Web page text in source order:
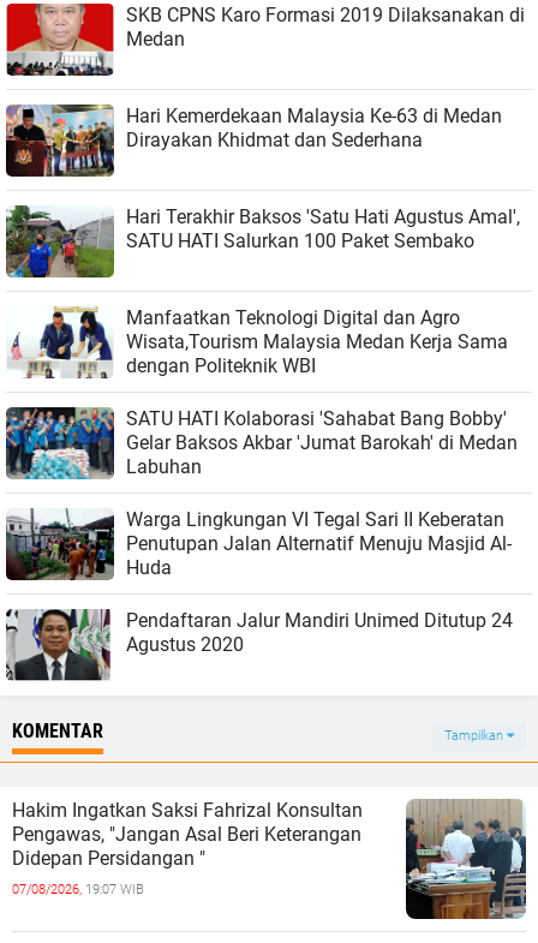
SKB CPNS Karo Formasi 2019 Dilaksanakan di
Medan
Hari Kemerdekaan Malaysia Ke-63 di Medan
Dirayakan Khidmat dan Sederhana
Hari Terakhir Baksos 'Satu Hati Agustus Amal',
SATU HATI Salurkan 100 Paket Sembako
Manfaatkan Teknologi Digital dan Agro
Wisata,Tourism Malaysia Medan Kerja Sama
dengan Politeknik WBI
SATU HATI Kolaborasi 'Sahabat Bang Bobby'
Gelar Baksos Akbar 'Jumat Barokah' di Medan
Labuhan
Warga Lingkungan VI Tegal Sari II Keberatan
Penutupan Jalan Alternatif Menuju Masjid Al-
Huda
Pendaftaran Jalur Mandiri Unimed Ditutup 24
Agustus 2020
KOMENTAR Tampilkan
Hakim Ingatkan Saksi Fahrizal Konsultan
Pengawas, "Jangan Asal Beri Keterangan
Didepan Persidangan "
07/08/2026, 19:07 WIB